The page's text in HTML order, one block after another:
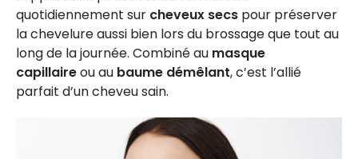
quotidiennement sur cheveux secs pour préserver
la chevelure aussi bien lors du brossage que tout au
long de la journée. Combiné au masque
capillaireou au baume démêlant, c’est l’allié
parfait d’un cheveu sain.